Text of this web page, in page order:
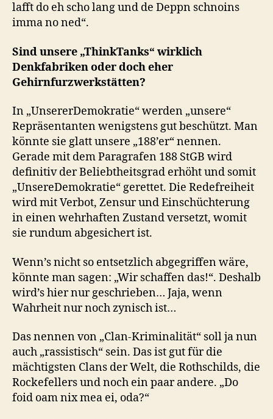
lafft do eh scho lang und de Deppn schnoins
imma no ned“.
Sind unsere „ThinkTanks“ wirklich
Denkfabriken oder doch eher
Gehirnfurzwerkstätten?
In „UnsererDemokratie“ werden „unsere“
Repräsentanten wenigstens gut beschützt. Man
könnte sie glatt unsere „188’er“ nennen.
Gerade mit dem Paragrafen 188 StGB wird
definitiv der Beliebtheitsgrad erhöht und somit
„UnsereDemokratie“ gerettet. Die Redefreiheit
wird mit Verbot, Zensur und Einschüchterung
in einen wehrhaften Zustand versetzt, womit
sie rundum abgesichert ist.
Wenn’s nicht so entsetzlich abgegriffen wäre,
könnte man sagen: „Wir schaffen das!“. Deshalb
wird’s hier nur geschrieben… Jaja, wenn
Wahrheit nur noch zynisch ist…
Das nennen von „Clan-Kriminalität“ soll ja nun
auch „rassistisch“ sein. Das ist gut für die
mächtigsten Clans der Welt, die Rothschilds, die
Rockefellers und noch ein paar andere. „Do
foid oam nix mea ei, oda?“